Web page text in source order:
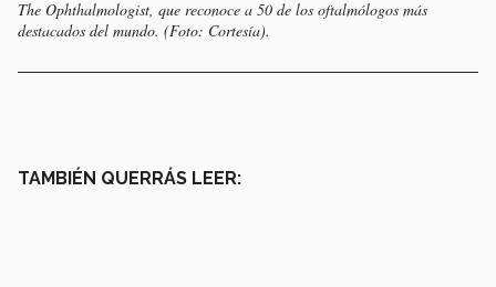
The Ophthalmologist, que reconoce a 50 de los oftalmólogos más
destacados del mundo. (Foto: Cortesía).
TAMBIÉN QUERRÁS LEER: